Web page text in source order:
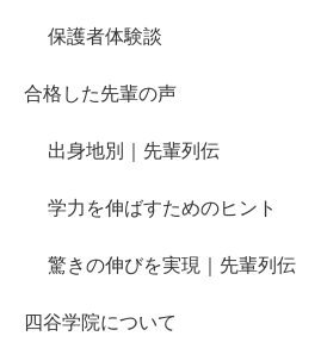
保護者体験談
合格した先輩の声
出身地別｜先輩列伝
学力を伸ばすためのヒント
驚きの伸びを実現｜先輩列伝
四谷学院について